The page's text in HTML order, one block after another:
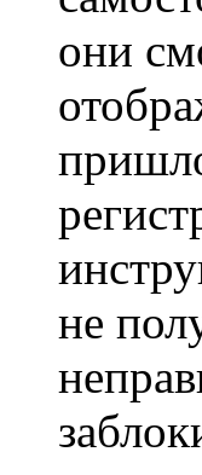
они
не